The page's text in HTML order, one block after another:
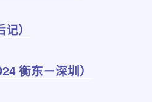
）
衡东－深圳）